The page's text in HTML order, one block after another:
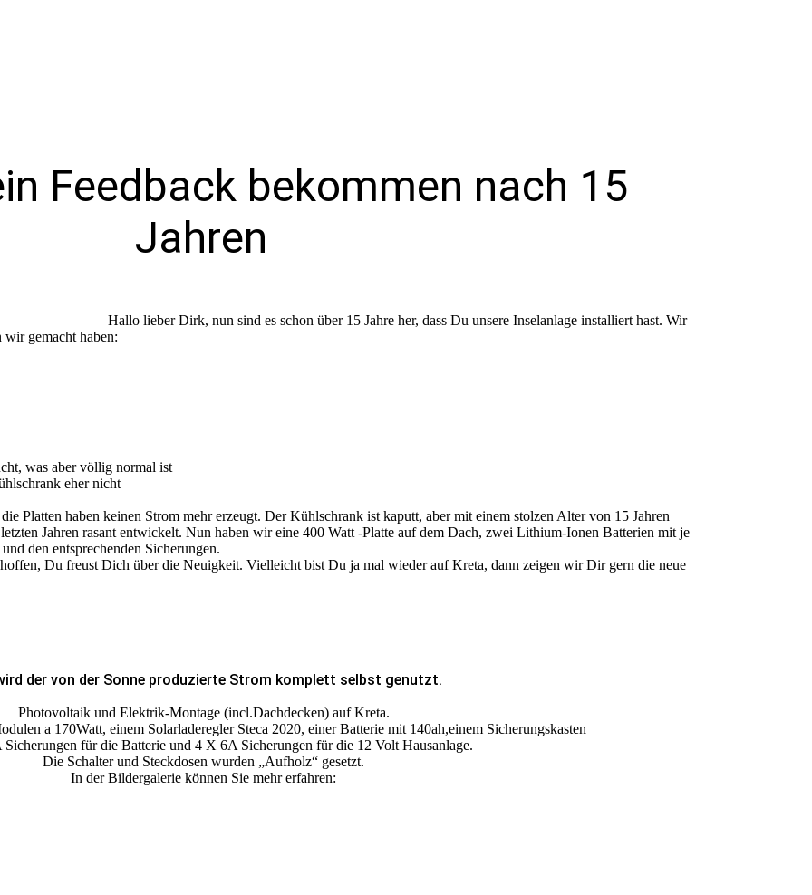
Feedback bekommen nach 15
Jahren
Hallo lieber Dirk, nun sind es schon über 15 Jahre her, dass Du unsere Inselanlage installiert hast. Wir
gemacht haben:
was aber völlig normal ist
eher nicht
Platten haben keinen Strom mehr erzeugt. Der Kühlschrank ist kaputt, aber mit einem stolzen Alter von 15 Jahren
Jahren rasant entwickelt. Nun haben wir eine 400 Watt -Platte auf dem Dach, zwei Lithium-Ionen Batterien mit je
den entsprechenden Sicherungen.
Du freust Dich über die Neuigkeit. Vielleicht bist Du ja mal wieder auf Kreta, dann zeigen wir Dir gern die neue
der von der Sonne produzierte Strom komplett selbst genutzt.
Photovoltaik und Elektrik-Montage (incl.Dachdecken) auf Kreta.
a 170Watt, einem Solarladeregler Steca 2020, einer Batterie mit 140ah,einem Sicherungskasten
für die Batterie und 4 X 6A Sicherungen für die 12 Volt Hausanlage.
Die Schalter und Steckdosen wurden „Aufholz“ gesetzt.
In der Bildergalerie können Sie mehr erfahren: